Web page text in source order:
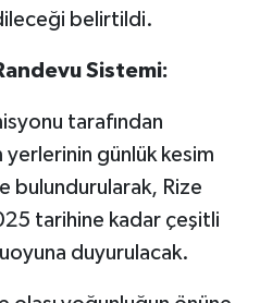
belirtildi.
Sistemi:
tarafından
günlük kesim
bulundurularak, Rize
tarihine kadar çeşitli
duyurulacak.